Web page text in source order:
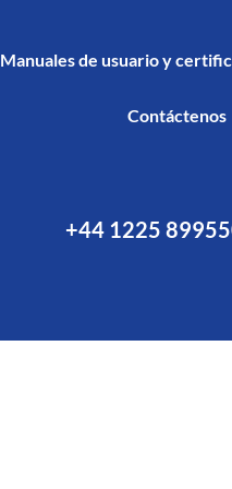
Manuales de usuario y
Contáctenos
+44 1225